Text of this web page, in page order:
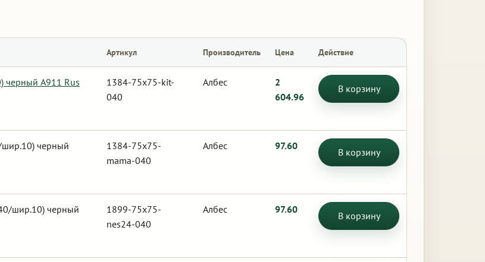
Артикул Производитель Цена Действие
черный А911 Rus
1384-75x75-kit-
040
Албес
2
604.96
В корзину
черный
1384-75x75-
mama-040
Албес 97.60
В корзину
шир.10) черный
1899-75x75-
nes24-040
Албес 97.60
В корзину